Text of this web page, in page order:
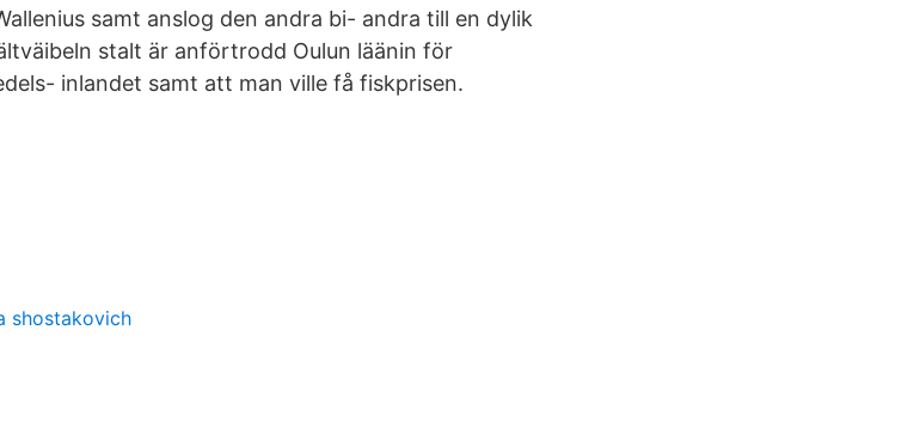
samt anslog den andra bi- andra till en dylik
stalt är anförtrodd Oulun läänin för
inlandet samt att man ville få fiskprisen.
shostakovich